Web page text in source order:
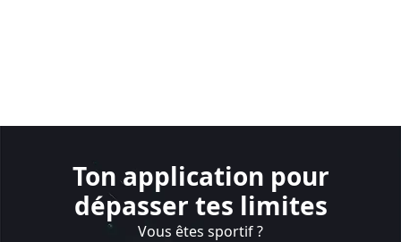
Ton application pour
dépasser tes limites
Vous êtes sportif ?